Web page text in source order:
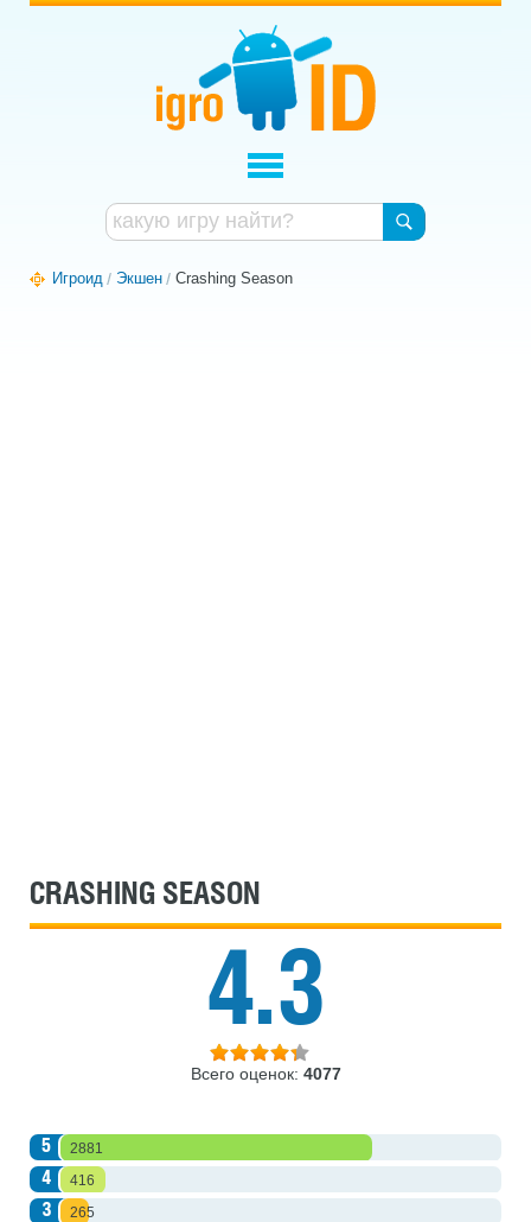
Игроид Экшен Crashing Season
CRASHING SEASON
4.3
Всего оценок: 4077
5 2881
4 416
3 265